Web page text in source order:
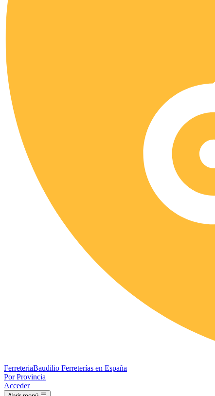
FerreteriaBaudilio Ferreterías en España
Por Provincia
Acceder